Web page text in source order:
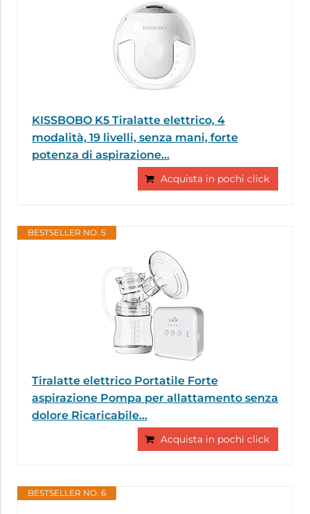
KISSBOBO K5 Tiralatte elettrico, 4
modalità, 19 livelli, senza mani, forte
potenza di aspirazione...
Acquista in pochi click
BESTSELLER NO. 5
Tiralatte elettrico Portatile Forte
aspirazione Pompa per allattamento senza
dolore Ricaricabile...
Acquista in pochi click
BESTSELLER NO. 6